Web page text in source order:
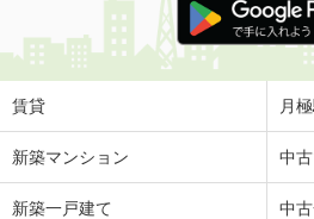
賃貸 月
新築マンション 中
新築一戸建て 中